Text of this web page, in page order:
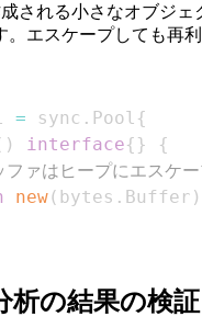
される小さなオブジェ
エスケープしても再利
= sync . Pool {
) interface{ }
{
ァはヒープにエスケー
new( bytes . Buffer )
析の結果の検証